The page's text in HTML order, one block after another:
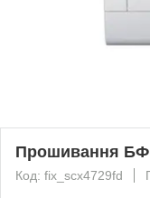
Прошивання
Код: fix_scx4729fd